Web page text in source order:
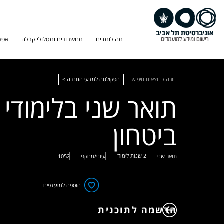
מה לומדים מחשבונים ומסלולי קבלה
חזרה לתוצאות חיפוש הפקולטה למדעי החברה >
תואר שני בלימודי
ביטחון
תואר שני 2 שנות לימוד עיוני/מחקרי 1052
הוספה למועדפים
הרשמה לתוכנית